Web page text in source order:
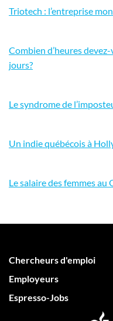
Triotech : l’entreprise
Combien d’heures
jours?
Le syndrome de
Un indie québécois à
Le salaire des femmes au
Chercheurs d'emploi
Employeurs
Espresso-Jobs